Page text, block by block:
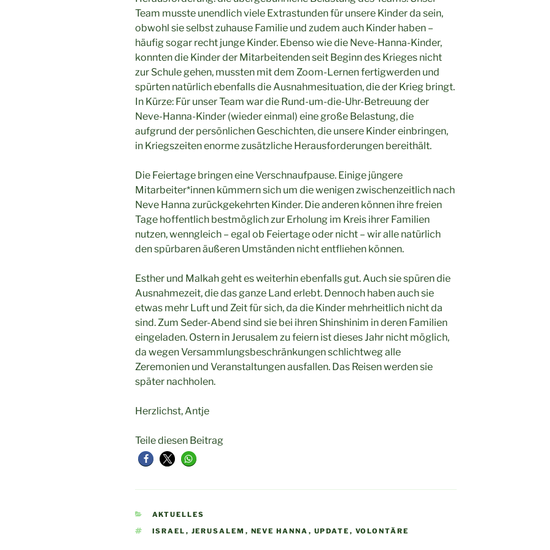
Team musste unendlich viele Extrastunden für unsere Kinder da sein,
obwohl sie selbst zuhause Familie und zudem auch Kinder haben –
häufig sogar recht junge Kinder. Ebenso wie die Neve-Hanna-Kinder,
konnten die Kinder der Mitarbeitenden seit Beginn des Krieges nicht
zur Schule gehen, mussten mit dem Zoom-Lernen fertigwerden und
spürten natürlich ebenfalls die Ausnahmesituation, die der Krieg bringt.
In Kürze: Für unser Team war die Rund-um-die-Uhr-Betreuung der
Neve-Hanna-Kinder (wieder einmal) eine große Belastung, die
aufgrund der persönlichen Geschichten, die unsere Kinder einbringen,
in Kriegszeiten enorme zusätzliche Herausforderungen bereithält.
Die Feiertage bringen eine Verschnaufpause. Einige jüngere
Mitarbeiter*innen kümmern sich um die wenigen zwischenzeitlich nach
Neve Hanna zurückgekehrten Kinder. Die anderen können ihre freien
Tage hoffentlich bestmöglich zur Erholung im Kreis ihrer Familien
nutzen, wenngleich – egal ob Feiertage oder nicht – wir alle natürlich
den spürbaren äußeren Umständen nicht entfliehen können.
Esther und Malkah geht es weiterhin ebenfalls gut. Auch sie spüren die
Ausnahmezeit, die das ganze Land erlebt. Dennoch haben auch sie
etwas mehr Luft und Zeit für sich, da die Kinder mehrheitlich nicht da
sind. Zum Seder-Abend sind sie bei ihren Shinshinim in deren Familien
eingeladen. Ostern in Jerusalem zu feiern ist dieses Jahr nicht möglich,
da wegen Versammlungsbeschränkungen schlichtweg alle
Zeremonien und Veranstaltungen ausfallen. Das Reisen werden sie
später nachholen.
Herzlichst, Antje
Teile diesen Beitrag
KATEGORIEN
AKTUELLES
SCHLAGWÖRTER
ISRAEL , JERUSALEM , NEVE HANNA , UPDATE , VOLONTÄRE